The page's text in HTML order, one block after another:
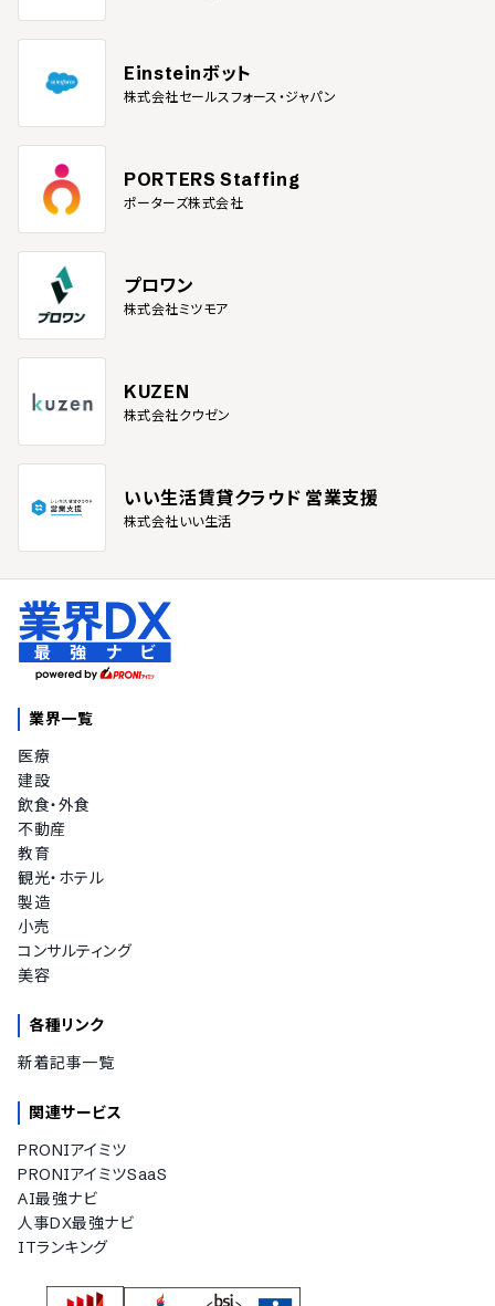
Einsteinボット
株式会社セールスフォース・ジャパン
PORTERS Staffing
ポーターズ株式会社
プロワン
株式会社ミツモア
KUZEN
株式会社クウゼン
いい生活賃貸クラウド 営業支援
株式会社いい生活
業界一覧
医療
建設
飲食・外食
不動産
教育
観光・ホテル
製造
小売
コンサルティング
美容
各種リンク
新着記事一覧
関連サービス
PRONIアイミツ
PRONIアイミツSaaS
AI最強ナビ
人事DX最強ナビ
ITランキング